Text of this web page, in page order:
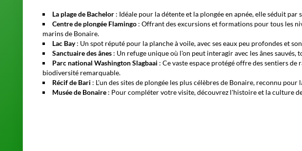
La plage de Bachelor : Idéale pour la détente et la plongée en apnée, elle séduit par
Centre de plongée Flamingo : Offrant des excursions et formations pour tous les
marins de Bonaire.
Lac Bay: Un spot réputé pour la planche à voile, avec ses eaux peu profondes et
Sanctuaire des ânes : Un refuge unique où l'on peut interagir avec les ânes sauvés,
Parc national Washington Slagbaai : Ce vaste espace protégé offre des sentiers de
biodiversité remarquable.
Récif de Bari : L'un des sites de plongée les plus célèbres de Bonaire, reconnu pour
Musée de Bonaire : Pour compléter votre visite, découvrez l'histoire et la culture